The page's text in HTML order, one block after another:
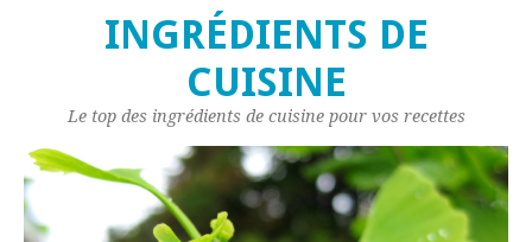
INGRÉDIENTS DE
CUISINE
Le top des ingrédients de cuisine pour vos recettes